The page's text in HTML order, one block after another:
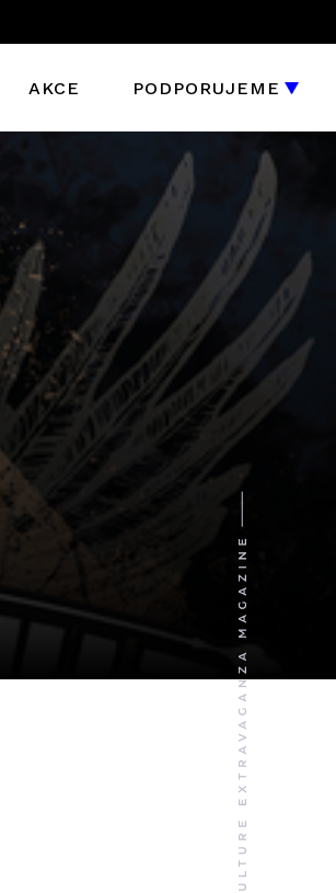
AKCE PODPORUJEME